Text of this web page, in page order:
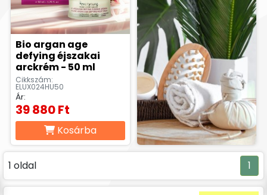
Bio argan age
defying éjszakai
arckrém - 50 ml
Cikkszám:
ELUX024HU50
Ár:
39 880 Ft
Kosárba
1 oldal 1